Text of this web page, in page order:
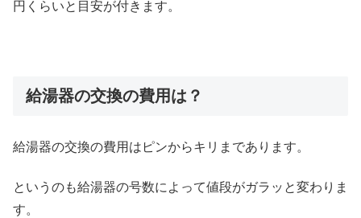
円くらいと目安が付きます。
給湯器の交換の費用は？
給湯器の交換の費用はピンからキリまであります。
というのも給湯器の号数によって値段がガラッと変わりま
す。